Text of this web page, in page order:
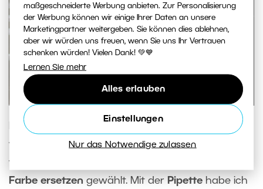
maßgeschneiderte Werbung anbieten. Zur Personalisierung
der Werbung können wir einige Ihrer Daten an unsere
Marketingpartner weitergeben. Sie können dies ablehnen,
aber wir würden uns freuen, wenn Sie uns Ihr Vertrauen
schenken würden! Vielen Dank! 💚💙
Lernen Sie mehr
Alles erlauben
Einstellungen
Nur das Notwendige zulassen
Klicken Sie dann einfach auf Korrekturen und
wählen Sie die Art der Bearbeitung. Sie können
wieder die
Farbe ersetzen gewählt. Mit der Pipette habe ich